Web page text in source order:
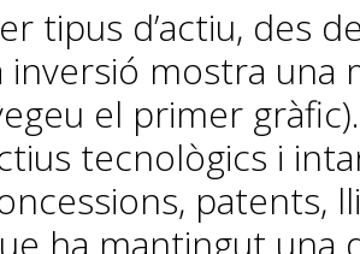
tipus d’actiu, des
inversió mostra una
el primer
tecnològics i
patents,
ha mantingut una